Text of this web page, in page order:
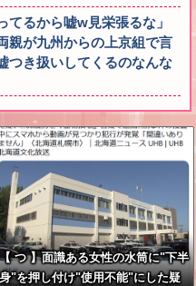
るから嘘w見栄張るな」
親が九州からの上京組で言
つき扱いしてくるのなんな
【 つ 】面識ある女性の水筒に"下半
身"を押し付け"使用不能"にした疑